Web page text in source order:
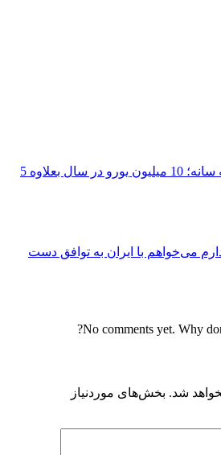
ضرب‌الاجل بایرن مونیخ به سانه؛ 10 میلیون یورو در سال بعلاوه 5
می‌خواهم با ایران به توافق دست
No comments yet. Why
شد. بخش‌های موردنیاز